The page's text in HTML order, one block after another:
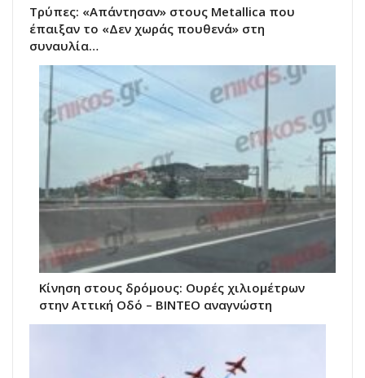
Τρύπες: «Απάντησαν» στους Metallica που
έπαιξαν το «Δεν χωράς πουθενά» στη
συναυλία…
Κίνηση στους δρόμους: Ουρές χιλιομέτρων
στην Αττική Οδό – ΒΙΝΤΕΟ αναγνώστη